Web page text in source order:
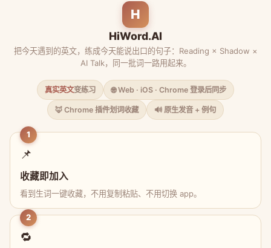
H
HiWord.AI
把今天遇到的英文，练成今天能说出口的句子：Reading × Shadow ×
AI Talk，同一批词一路用起来。
真实英文变练习 🌐 Web · iOS · Chrome 登录后同步
🦊 Chrome 插件划词收藏 🔊 原生发音 + 例句
1
📌
收藏即加入
看到生词一键收藏，不用复制粘贴、不用切换 app。
2
🔁